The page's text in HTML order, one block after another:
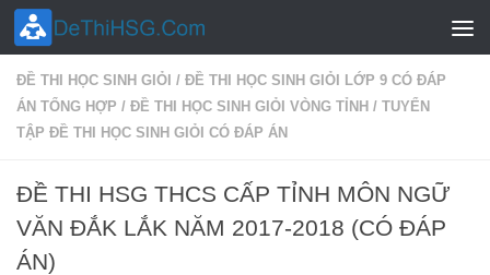
Skip to content
ĐỀ THI HỌC SINH GIỎI / ĐỀ THI HỌC SINH GIỎI LỚP 9 CÓ ĐÁP
ÁN TỔNG HỢP / ĐỀ THI HỌC SINH GIỎI VÒNG TỈNH / TUYỂN
TẬP ĐỀ THI HỌC SINH GIỎI CÓ ĐÁP ÁN
ĐỀ THI HSG THCS CẤP TỈNH MÔN NGỮ
VĂN ĐẮK LẮK NĂM 2017-2018 (CÓ ĐÁP
ÁN)